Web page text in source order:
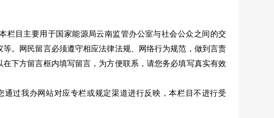
栏目主要用于国家能源局云南监管办公室与社会公众之间的交
。网民留言必须遵守相应法律法规、网络行为规范，做到言责
下方留言框内填写留言，为方便联系，请您务必填写真实有效
通过我办网站对应专栏或规定渠道进行反映，本栏目不进行受